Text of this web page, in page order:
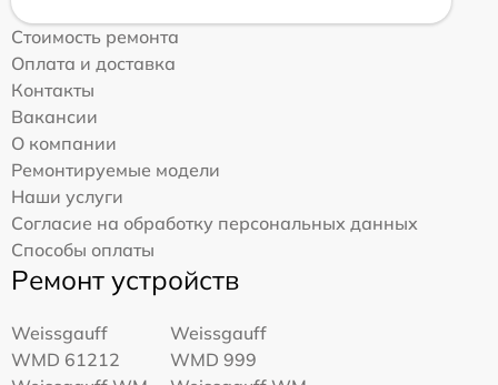
Стоимость ремонта
Оплата и доставка
Контакты
Вакансии
О компании
Ремонтируемые модели
Наши услуги
Согласие на обработку персональных данных
Способы оплаты
Ремонт устройств
Weissgauff
WMD 61212
Weissgauff
WMD 999